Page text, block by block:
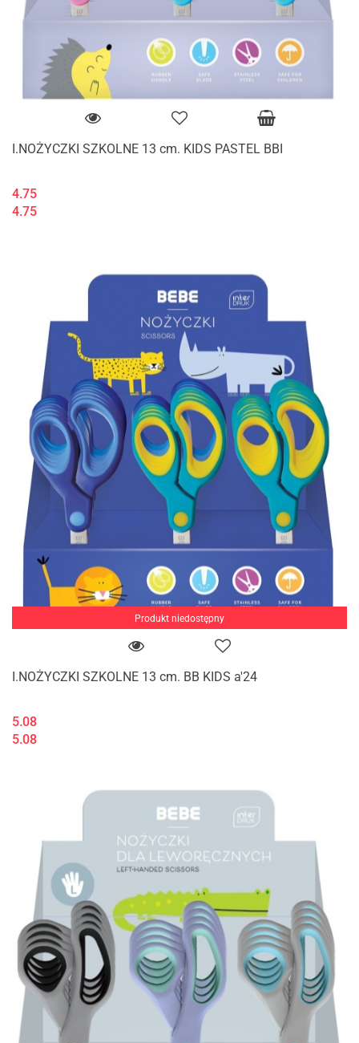
I.NOŻYCZKI SZKOLNE 13 cm. KIDS PASTEL BBI
4.75
4.75
Produkt niedostępny
I.NOŻYCZKI SZKOLNE 13 cm. BB KIDS a'24
5.08
5.08